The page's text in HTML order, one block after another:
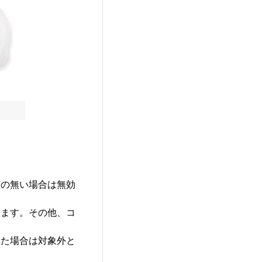
無い場合は無効
す。その他、コ
場合は対象外と